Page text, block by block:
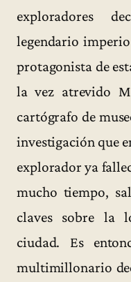
exploradores
legendario
protagonista de
la vez atrevido
cartógrafo de
investigación que
explorador ya
mucho tiempo,
claves sobre la
ciudad. Es
multimillonario